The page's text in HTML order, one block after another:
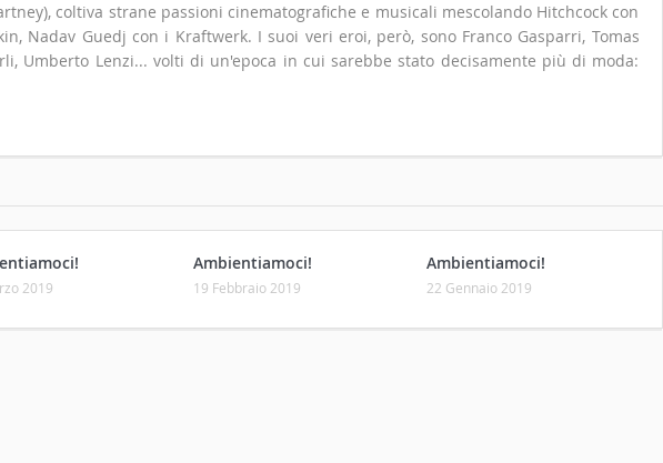
coltiva strane passioni cinematografiche e musicali mescolando Hitchcock con
Nadav Guedj con i Kraftwerk. I suoi veri eroi, però, sono Franco Gasparri, Tomas
Umberto Lenzi... volti di un'epoca in cui sarebbe stato decisamente più di moda:
2019
Ambientiamoci!
19 Febbraio 2019
Ambientiamoci!
22 Gennaio 2019